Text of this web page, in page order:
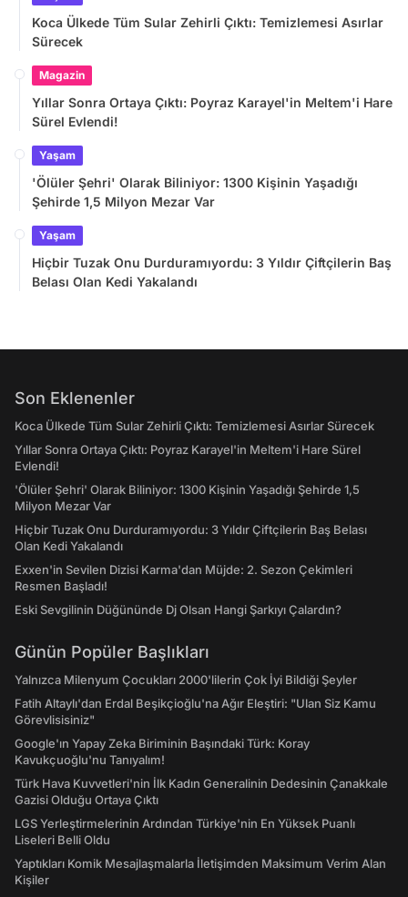
Koca Ülkede Tüm Sular Zehirli Çıktı: Temizlemesi Asırlar
Sürecek
Magazin
Yıllar Sonra Ortaya Çıktı: Poyraz Karayel'in Meltem'i Hare
Sürel Evlendi!
Yaşam
'Ölüler Şehri' Olarak Biliniyor: 1300 Kişinin Yaşadığı
Şehirde 1,5 Milyon Mezar Var
Yaşam
Hiçbir Tuzak Onu Durduramıyordu: 3 Yıldır Çiftçilerin Baş
Belası Olan Kedi Yakalandı
Son Eklenenler
Koca Ülkede Tüm Sular Zehirli Çıktı: Temizlemesi Asırlar Sürecek
Yıllar Sonra Ortaya Çıktı: Poyraz Karayel'in Meltem'i Hare Sürel
Evlendi!
'Ölüler Şehri' Olarak Biliniyor: 1300 Kişinin Yaşadığı Şehirde 1,5
Milyon Mezar Var
Hiçbir Tuzak Onu Durduramıyordu: 3 Yıldır Çiftçilerin Baş Belası
Olan Kedi Yakalandı
Exxen'in Sevilen Dizisi Karma'dan Müjde: 2. Sezon Çekimleri
Resmen Başladı!
Eski Sevgilinin Düğününde Dj Olsan Hangi Şarkıyı Çalardın?
Günün Popüler Başlıkları
Yalnızca Milenyum Çocukları 2000'lilerin Çok İyi Bildiği Şeyler
Fatih Altaylı'dan Erdal Beşikçioğlu'na Ağır Eleştiri: "Ulan Siz Kamu
Görevlisisiniz"
Google'ın Yapay Zeka Biriminin Başındaki Türk: Koray
Kavukçuoğlu'nu Tanıyalım!
Türk Hava Kuvvetleri'nin İlk Kadın Generalinin Dedesinin Çanakkale
Gazisi Olduğu Ortaya Çıktı
LGS Yerleştirmelerinin Ardından Türkiye'nin En Yüksek Puanlı
Liseleri Belli Oldu
Yaptıkları Komik Mesajlaşmalarla İletişimden Maksimum Verim Alan
Kişiler